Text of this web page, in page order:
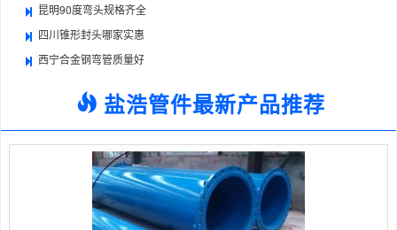
昆明90度弯头规格齐全
四川锥形封头哪家实惠
西宁合金钢弯管质量好
盐浩管件最新产品推荐